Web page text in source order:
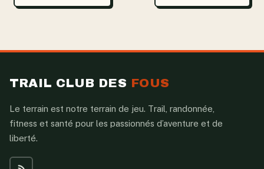
TRAIL CLUB DES FOUS
Le terrain est notre terrain de jeu. Trail, randonnée,
fitness et santé pour les passionnés d’aventure et de
liberté.